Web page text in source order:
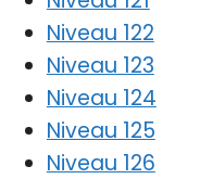
Niveau 122
Niveau 123
Niveau 124
Niveau 125
Niveau 126